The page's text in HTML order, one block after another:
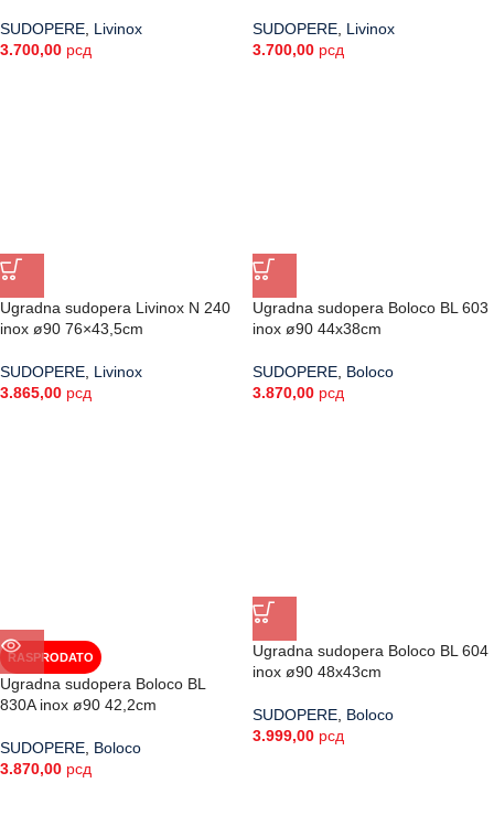
SUDOPERE Livinox
3.700,00 рсд
SUDOPERE Livinox
3.700,00 рсд
Ugradna sudopera Livinox N 240
inox ø90 76×43,5cm
SUDOPERE Livinox
3.865,00 рсд
Ugradna sudopera Boloco BL 603
inox ø90 44x38cm
SUDOPERE Boloco
3.870,00 рсд
RASPRODATO
Ugradna sudopera Boloco BL
830A inox ø90 42,2cm
SUDOPERE Boloco
3.870,00 рсд
Ugradna sudopera Boloco BL 604
inox ø90 48x43cm
SUDOPERE Boloco
3.999,00 рсд